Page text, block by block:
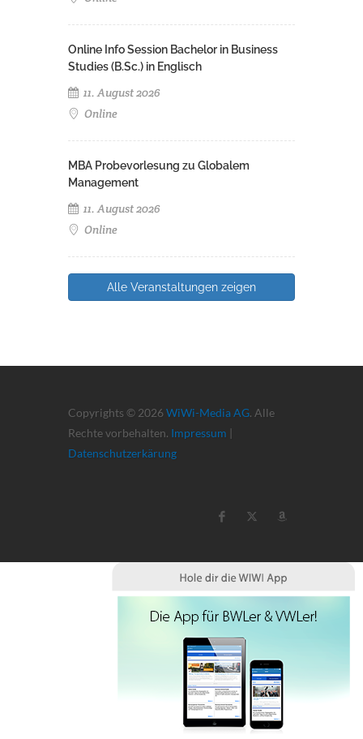
Online Info Session Bachelor in Business
Studies (B.Sc.) in Englisch
11. August 2026
Online
MBA Probevorlesung zu Globalem
Management
11. August 2026
Online
Alle Veranstaltungen zeigen
Copyrights © 2026 WiWi-Media AG. Alle
Rechte vorbehalten. Impressum |
Datenschutzerkärung